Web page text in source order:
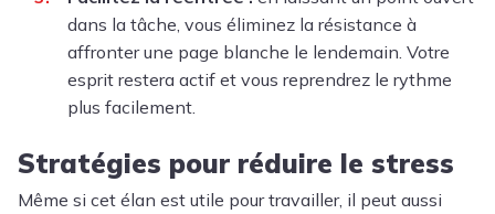
dans la tâche, vous éliminez la résistance à
affronter une page blanche le lendemain. Votre
esprit restera actif et vous reprendrez le rythme
plus facilement.
Stratégies pour réduire le stress
Même si cet élan est utile pour travailler, il peut aussi